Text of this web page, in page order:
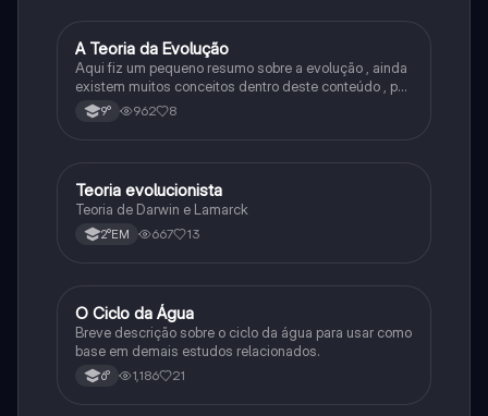
Biologia
A Teoria da Evolução
Aqui fiz um pequeno resumo sobre a evolução , ainda
existem muitos conceitos dentro deste conteúdo , por
isso sempre é bom procurar por mais fontes e
algumas questões para se resolver e fixar melhor.
9° 962 8
Biologia
Teoria evolucionista
Teoria de Darwin e Lamarck
2°EM 667 13
Química
O Ciclo da Água
Breve descrição sobre o ciclo da água para usar como
base em demais estudos relacionados.
6° 1,186 21